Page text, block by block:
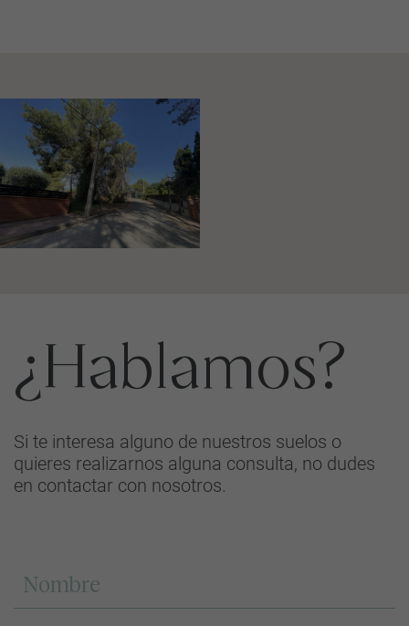
¿Hablamos?
Si te interesa alguno de nuestros suelos o
quieres realizarnos alguna consulta, no dudes
en contactar con nosotros.